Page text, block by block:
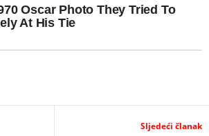
Sljedeći članak